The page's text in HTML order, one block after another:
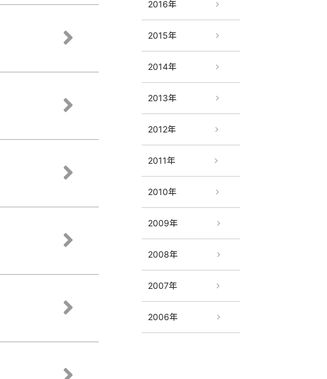
2016年
2015年
2014年
2013年
2012年
2011年
2010年
2009年
2008年
2007年
2006年